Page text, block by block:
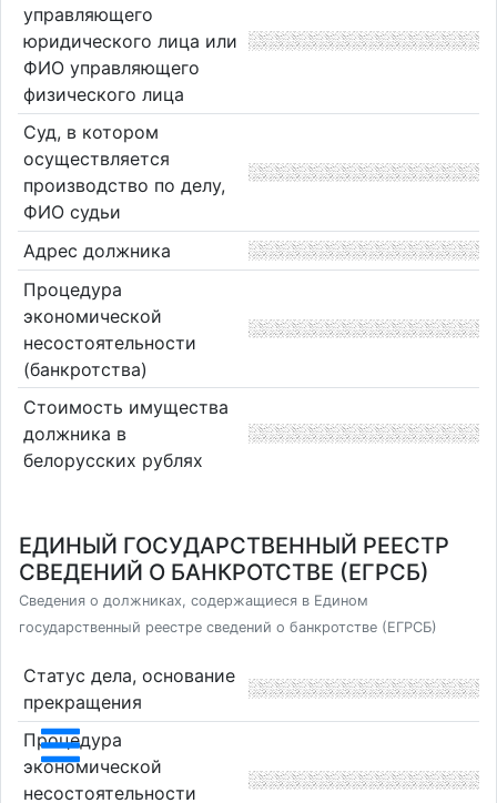
управляющего
юридического лица или
ФИО управляющего
физического лица
Суд, в котором
осуществляется
производство по делу,
ФИО судьи
Адрес должника
Процедура
экономической
несостоятельности
(банкротства)
Стоимость имущества
должника в
белорусских рублях
ЕДИНЫЙ ГОСУДАРСТВЕННЫЙ РЕЕСТР
СВЕДЕНИЙ О БАНКРОТСТВЕ (ЕГРСБ)
Сведения о должниках, содержащиеся в Едином
государственный реестре сведений о банкротстве (ЕГРСБ)
Статус дела, основание
прекращения
Процедура
экономической
несостоятельности